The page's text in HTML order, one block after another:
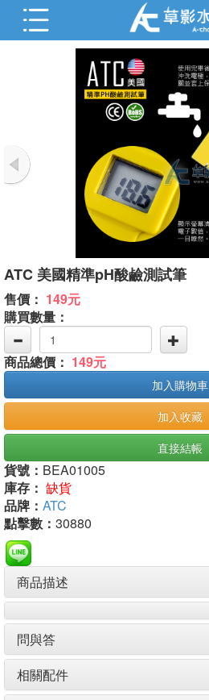
ATC 美國精準pH酸鹼測試筆
售價： 149元
購買數量：
商品總價： 149元
加入購物車
加入收藏
直接結帳
貨號： BEA01005
庫存： 缺貨
品牌： ATC
點擊數： 30880
商品描述
問與答
相關配件